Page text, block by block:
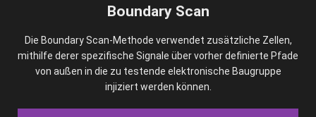
Boundary Scan
Die Boundary Scan-Methode verwendet zusätzliche Zellen,
mithilfe derer spezifische Signale über vorher definierte Pfade
von außen in die zu testende elektronische Baugruppe
injiziert werden können.